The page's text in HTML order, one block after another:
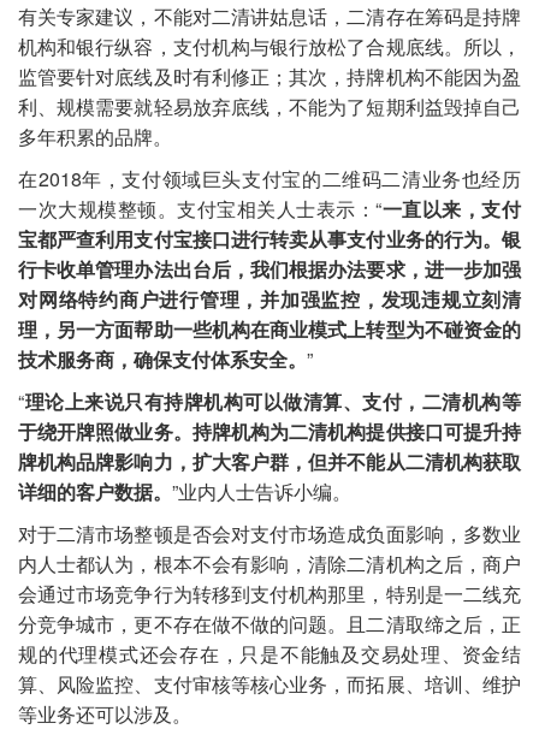
有关专家建议，不能对二清讲姑息话，二清存在筹码是持牌
机构和银行纵容，支付机构与银行放松了合规底线。所以，
监管要针对底线及时有利修正；其次，持牌机构不能因为盈
利、规模需要就轻易放弃底线，不能为了短期利益毁掉自己
多年积累的品牌。
在2018年，支付领域巨头支付宝的二维码二清业务也经历
一次大规模整顿。支付宝相关人士表示：“一直以来，支付
宝都严查利用支付宝接口进行转卖从事支付业务的行为。银
行卡收单管理办法出台后，我们根据办法要求，进一步加强
对网络特约商户进行管理，并加强监控，发现违规立刻清
理，另一方面帮助一些机构在商业模式上转型为不碰资金的
技术服务商，确保支付体系安全。 ”
“理论上来说只有持牌机构可以做清算、支付，二清机构等
于绕开牌照做业务。持牌机构为二清机构提供接口可提升持
牌机构品牌影响力，扩大客户群，但并不能从二清机构获取
详细的客户数据。 ”业内人士告诉小编。
对于二清市场整顿是否会对支付市场造成负面影响，多数业
内人士都认为，根本不会有影响，清除二清机构之后，商户
会通过市场竞争行为转移到支付机构那里，特别是一二线充
分竞争城市，更不存在做不做的问题。且二清取缔之后，正
规的代理模式还会存在，只是不能触及交易处理、资金结
算、风险监控、支付审核等核心业务，而拓展、培训、维护
等业务还可以涉及。